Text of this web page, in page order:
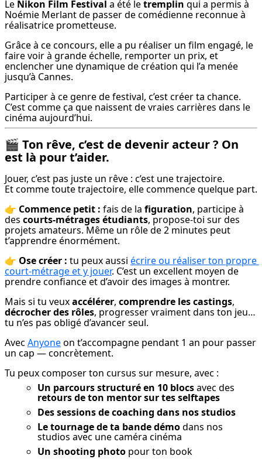
Le Nikon Film Festival a été le tremplin qui a permis à
Noémie Merlant de passer de comédienne reconnue à
réalisatrice prometteuse.
Grâce à ce concours, elle a pu réaliser un film engagé, le
faire voir à grande échelle, remporter un prix, et
enclencher une dynamique de création qui l’a menée
jusqu’à Cannes.
Participer à ce genre de festival, c’est créer ta chance.
C’est comme ça que naissent de vraies carrières dans le
cinéma aujourd’hui.
🎬 Ton rêve, c’est de devenir acteur ? On
est là pour t’aider.
Jouer, c’est pas juste un rêve : c’est une trajectoire.
Et comme toute trajectoire, elle commence quelque part.
👉 Commence petit : fais de la figuration, participe à
des courts-métrages étudiants, propose-toi sur des
projets amateurs. Même un rôle de 2 minutes peut
t’apprendre énormément.
👉 Ose créer : tu peux aussi écrire ou réaliser ton propre
court-métrage et y jouer. C’est un excellent moyen de
prendre confiance et d’avoir des images à montrer.
Mais si tu veux accélérer, comprendre les castings
décrocher des rôles, progresser vraiment dans ton jeu…
tu n’es pas obligé d’avancer seul.
Avec Anyone on t’accompagne pendant 1 an pour passer
un cap — concrètement.
Tu peux composer ton cursus sur mesure, avec :
Un parcours structuré en 10 blocsavec des
retours de ton mentor sur tes selftapes
Des sessions de coaching dans nos studios
Le tournage de ta bande démodans nos
studios avec une caméra cinéma
Un shooting photo pour ton book